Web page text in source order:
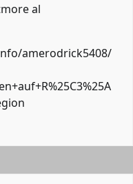
al
amerodrick5408/